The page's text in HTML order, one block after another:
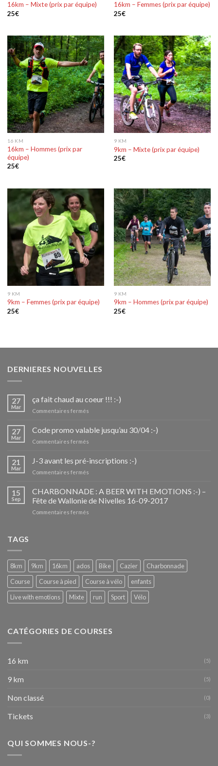
16km – Mixte (prix par équipe)
25€
16km – Femmes (prix par équipe)
25€
16 KM
16km – Hommes (prix par
équipe)
25€
9 KM
9km – Mixte (prix par équipe)
25€
9 KM
9km – Femmes (prix par équipe)
25€
9 KM
9km – Hommes (prix par équipe)
25€
DERNIERES NOUVELLES
27
Mar
ça fait chaud au coeur !!! :-)
Commentaires fermés
fait
chaud
!!!
27
Mar
Code promo valable jusqu’au 30/04 :-)
Commentaires fermés
promo
valable
:-)
21
Mar
J-3 avant les pré-inscriptions :-)
Commentaires fermés
3
avant
les
15
Sep
CHARBONNADE : A BEER WITH EMOTIONS :-) –
Fête de Wallonie de Nivelles 16-09-2017
Commentaires fermés
EMOTIONS
:-)
–
Fête
Wallonie
16-
09-
TAGS
8km 9km 16km ados Bike Cazier
Charbonnade
Course
Course à pied Course à vélo
enfants
Live with emotions
Mixte run Sport Vélo
CATÉGORIES DE COURSES
16 km (5)
9 km (5)
Non classé (0)
Tickets (3)
QUI SOMMES NOUS-?